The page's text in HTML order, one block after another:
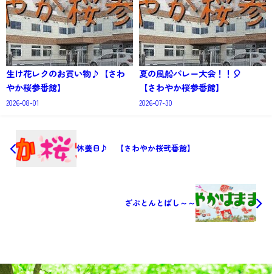
生け花レクのお買い物♪【さわ
やか桜参番館】
2026-08-01
夏の風船バレー大会！！🎈
【さわやか桜参番館】
2026-07-30
休養日♪ 【さわやか桜弐番館】
ざぶとんとばし～～